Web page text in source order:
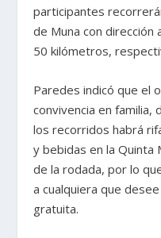
participantes
de Muna con
50 kilómetros,
Paredes indicó que el
convivencia en familia,
los recorridos habrá
y bebidas en la Quinta
de la rodada, por lo
a cualquiera que
gratuita.